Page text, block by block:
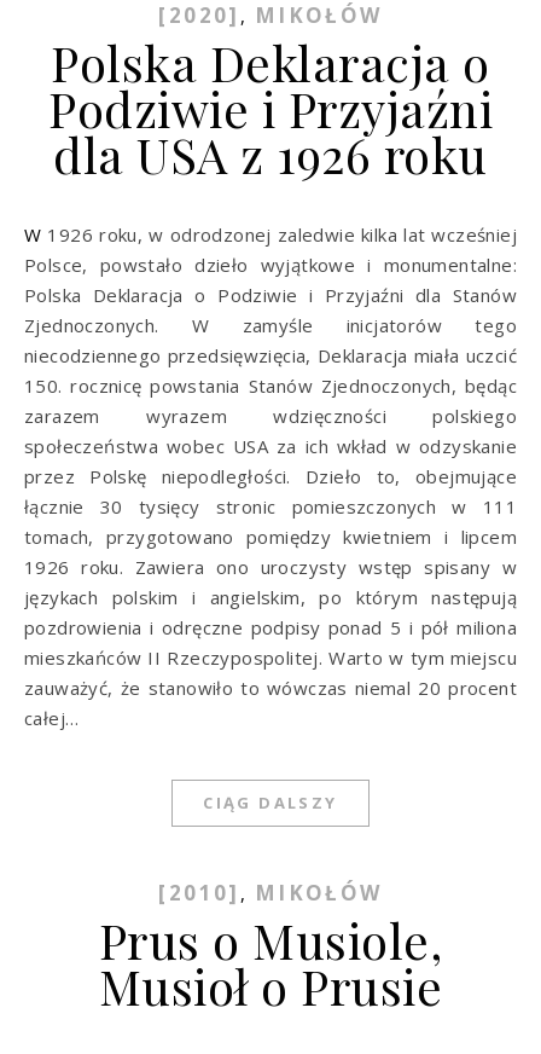
[2020] , MIKOŁÓW
Polska Deklaracja o
Podziwie i Przyjaźni
dla USA z 1926 roku
W 1926 roku, w odrodzonej zaledwie kilka lat wcześniej
Polsce, powstało dzieło wyjątkowe i monumentalne:
Polska Deklaracja o Podziwie i Przyjaźni dla Stanów
Zjednoczonych. W zamyśle inicjatorów tego
niecodziennego przedsięwzięcia, Deklaracja miała uczcić
150. rocznicę powstania Stanów Zjednoczonych, będąc
zarazem wyrazem wdzięczności polskiego
społeczeństwa wobec USA za ich wkład w odzyskanie
przez Polskę niepodległości. Dzieło to, obejmujące
łącznie 30 tysięcy stronic pomieszczonych w 111
tomach, przygotowano pomiędzy kwietniem i lipcem
1926 roku. Zawiera ono uroczysty wstęp spisany w
językach polskim i angielskim, po którym następują
pozdrowienia i odręczne podpisy ponad 5 i pół miliona
mieszkańców II Rzeczypospolitej. Warto w tym miejscu
zauważyć, że stanowiło to wówczas niemal 20 procent
całej…
CIĄG DALSZY
[2010] , MIKOŁÓW
Prus o Musiole,
Musioł o Prusie